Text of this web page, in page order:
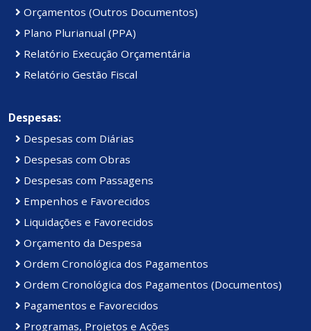
Orçamentos (Outros Documentos)
Plano Plurianual (PPA)
Relatório Execução Orçamentária
Relatório Gestão Fiscal
Despesas:
Despesas com Diárias
Despesas com Obras
Despesas com Passagens
Empenhos e Favorecidos
Liquidações e Favorecidos
Orçamento da Despesa
Ordem Cronológica dos Pagamentos
Ordem Cronológica dos Pagamentos (Documentos)
Pagamentos e Favorecidos
Programas, Projetos e Ações